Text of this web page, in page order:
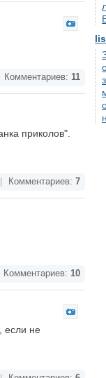
Комментариев: 11
приколов".
Комментариев: 7
Комментариев: 10
если не